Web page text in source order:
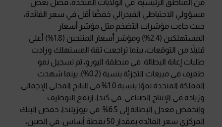
من المناطق الرئيسية. في الولايات المتحدة، فضل بعض
مسؤولي الاحتياطي الفيدرالي خفضًا أقل في سعر الفائدة،
حيث جاءت مؤشرات التضخم مثل مؤشر أسعار
المستهلكين (2.4%) ومؤشر أسعار المنتجين (1.8%) أعلى
قليلاً من التوقعات، بينما تراجعت ثقة المستهلك وزادت
طلبات إعانة البطالة. في منطقة اليورو، تم تسجيل نمو
طفيف في مبيعات التجزئة بنسبة (0.2%)، بينما شهدت
المملكة المتحدة نموًا بنسبة 1.0% في الناتج المحلي الإجمالي
وزيادة في الإنتاج الصناعي. في كندا، ارتفع التوظيف
وانخفض معدل البطالة إلى 6.5%. في نيوزيلندا، خفض البنك
المركزي سعر الفائدة بمقدار 50 نقطة أساس. في الصين،